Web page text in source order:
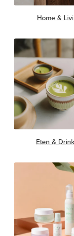
Home &
Eten &